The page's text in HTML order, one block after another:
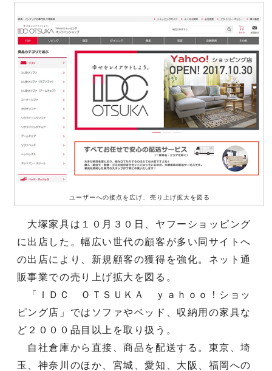
ユーザーへの接点を広げ、売り上げ拡大を図る
大塚家具は１０月３０日、ヤフーショッピング
に出店した。幅広い世代の顧客が多い同サイトへ
の出店により、新規顧客の獲得を強化。ネット通
販事業での売り上げ拡大を図る。
「ＩＤＣ ＯＴＳＵＫＡ ｙａｈｏｏ！ショッ
ピング店」ではソファやベッド、収納用の家具な
ど２０００品目以上を取り扱う。
自社倉庫から直接、商品を配送する。東京、埼
玉、神奈川のほか、宮城、愛知、大阪、福岡への